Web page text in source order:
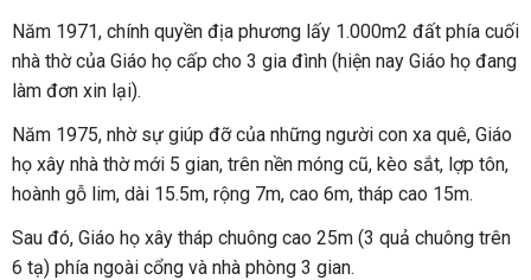
Năm 1971, chính quyền địa phương lấy 1.000m2 đất phía cuối
nhà thờ của Giáo họ cấp cho 3 gia đình (hiện nay Giáo họ đang
làm đơn xin lại).
Năm 1975, nhờ sự giúp đỡ của những người con xa quê, Giáo
họ xây nhà thờ mới 5 gian, trên nền móng cũ, kèo sắt, lợp tôn,
hoành gỗ lim, dài 15.5m, rộng 7m, cao 6m, tháp cao 15m.
Sau đó, Giáo họ xây tháp chuông cao 25m (3 quả chuông trên
6 tạ) phía ngoài cổng và nhà phòng 3 gian.